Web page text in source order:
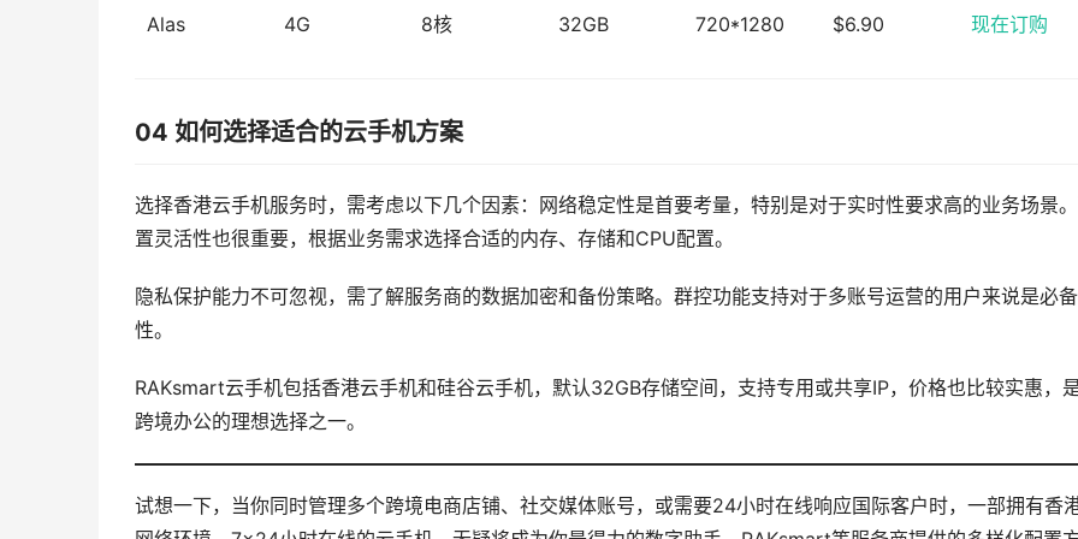
Alas 4G 8核 32GB 720*1280 $6.90 现在订购
04 如何选择适合的云手机方案
选择香港云手机服务时，需考虑以下几个因素：网络稳定性是首要考量，特别是对于实时性要求高的业务场景
置灵活性也很重要，根据业务需求选择合适的内存、存储和CPU配置。
隐私保护能力不可忽视，需了解服务商的数据加密和备份策略。群控功能支持对于多账号运营的用户来说是必
性。
RAKsmart云手机包括香港云手机和硅谷云手机，默认32GB存储空间，支持专用或共享IP，价格也比较实惠，
跨境办公的理想选择之一。
试想一下，当你同时管理多个跨境电商店铺、社交媒体账号，或需要24小时在线响应国际客户时，一部拥有香